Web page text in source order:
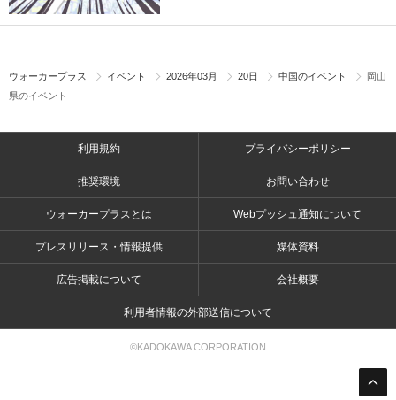
ウォーカープラス イベント 2026年03月 20日 中国のイベント
岡山
県のイベント
利用規約 プライバシーポリシー
推奨環境 お問い合わせ
ウォーカープラスとは Webプッシュ通知について
プレスリリース・情報提供 媒体資料
広告掲載について 会社概要
利用者情報の外部送信について
©KADOKAWA CORPORATION